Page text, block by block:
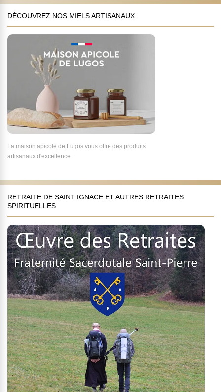
DÉCOUVREZ NOS MIELS ARTISANAUX
La maison apicole de Lugos vous offre des produits
artisanaux d'excellence.
RETRAITE DE SAINT IGNACE ET AUTRES RETRAITES
SPIRITUELLES